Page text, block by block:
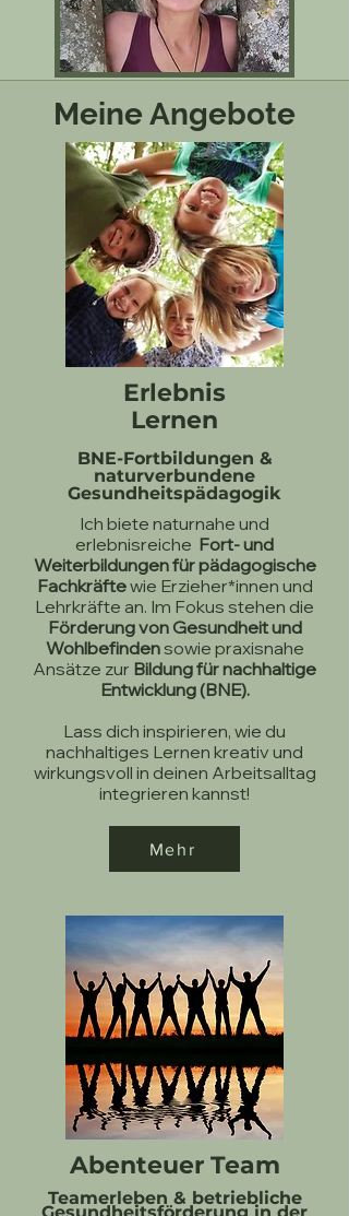
Erlebnis
Lernen
BNE-Fortbildungen &
naturverbundene
Gesundheitspädagogik
Ich biete naturnahe und
erlebnisreiche Fort- und
Weiterbildungen für pädagogische
Fachkräftewie Erzieher*innen und
Lehrkräfte an. Im Fokus stehen die
Förderung von Gesundheit und
Wohlbefindensowie praxisnahe
Ansätze zur Bildung für nachhaltige
Entwicklung (BNE).
Lass dich inspirieren, wie du
nachhaltiges Lernen kreativ und
wirkungsvoll in deinen Arbeitsalltag
integrieren kannst!
Mehr
Abenteuer Team
Teamerleben & betriebliche
Meine Angebote